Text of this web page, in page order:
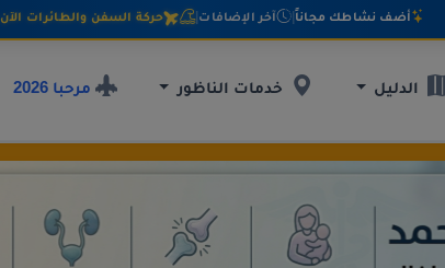
أضف نشاطك مجاناً | آخر الإضافات | حركة السفن والطائرات الآن
الدليل خدمات الناظور مرحبا 2026